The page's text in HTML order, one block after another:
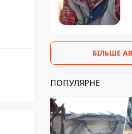
БІЛЬШЕ
ПОПУЛЯРНЕ